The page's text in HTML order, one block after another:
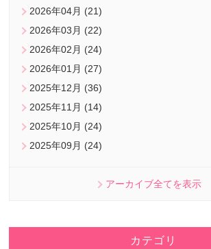
2026年04月 (21)
2026年03月 (22)
2026年02月 (24)
2026年01月 (27)
2025年12月 (36)
2025年11月 (14)
2025年10月 (24)
2025年09月 (24)
アーカイブ全てを表示
カテゴリ